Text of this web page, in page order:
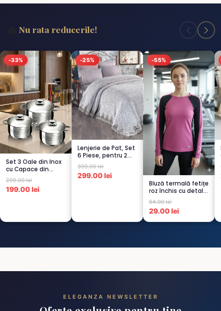
Nu rata reducerile!
-33%
Set 3 Oale din Inox
cu Capace din
Sticlă
Termorezistent...
299.00 lei
199.00 lei
-25%
Lenjerie de Pat, Set
6 Piese, pentru 2
persoana, GRI -1...
399.00 lei
299.00 lei
-55%
Bluză termală fetițe
roz închis cu detalii
negre, cu pu...
64.00 lei
29.00 lei
ELEGANZA NEWSLETTER